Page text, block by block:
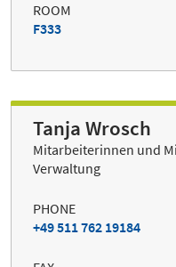
ROOM
F333
Tanja Wrosch
Mitarbeiterinnen und
Verwaltung
PHONE
+49 511 762 19184